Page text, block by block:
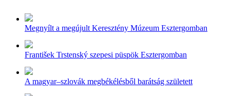
Megnyílt a megújult Keresztény Múzeum Esztergomban
František Trstenský szepesi püspök Esztergomban
A magyar–szlovák megbékélésből barátság született